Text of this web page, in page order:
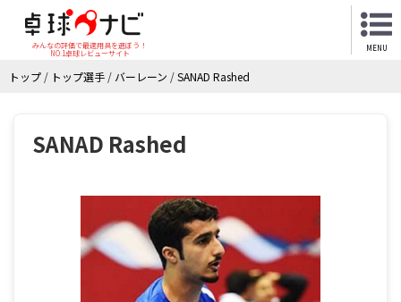
みんなの評価で最適用具を選ぼう！
NO.1卓球レビューサイト
MENU
トップ / トップ選手 / バーレーン /SANAD Rashed
SANAD Rashed